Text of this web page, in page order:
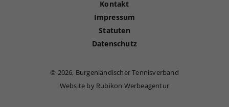
Kontakt
Impressum
Statuten
Datenschutz
© 2026, Burgenländischer Tennisverband
Website by Rubikon Werbeagentur